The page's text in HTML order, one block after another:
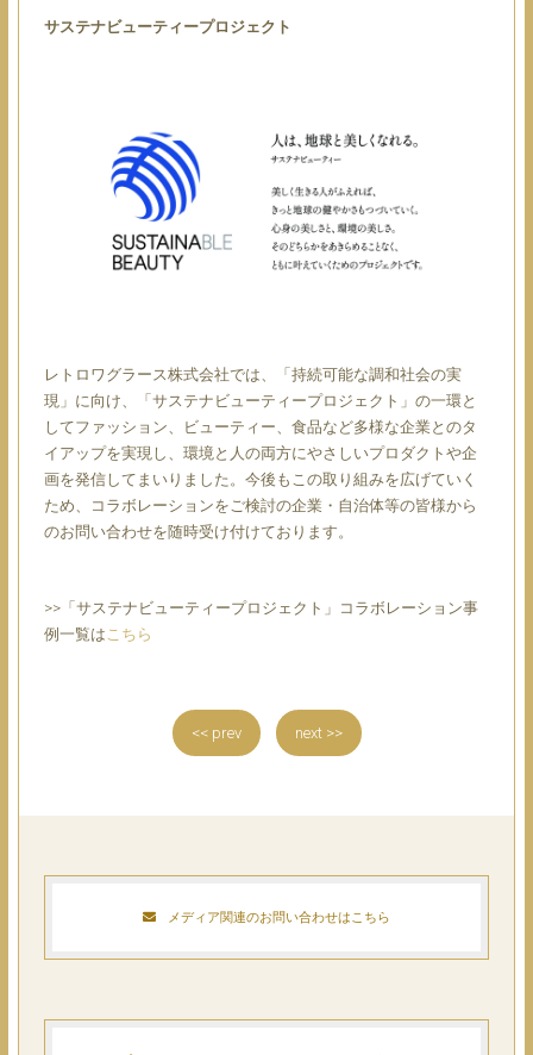
サステナビューティープロジェクト
レトロワグラース株式会社では、「持続可能な調和社会の実
現」に向け、「サステナビューティープロジェクト」の一環と
してファッション、ビューティー、食品など多様な企業とのタ
イアップを実現し、環境と人の両方にやさしいプロダクトや企
画を発信してまいりました。今後もこの取り組みを広げていく
ため、コラボレーションをご検討の企業・自治体等の皆様から
のお問い合わせを随時受け付けております。
>>「サステナビューティープロジェクト」コラボレーション事
例一覧はこちら
<< prev next >>
メディア関連のお問い合わせはこちら